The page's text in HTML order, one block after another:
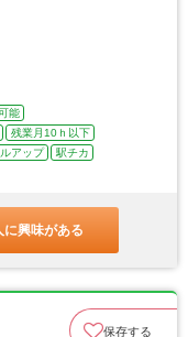
能
残業月10ｈ以下
アップ
駅チカ
に興味がある
保存する